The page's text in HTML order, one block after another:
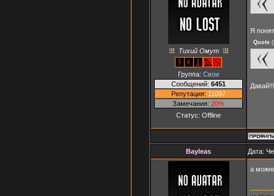
Тихий Омут
Группа: Свои
Сообщений: 6451
Репутация: 11097
Замечания: 20%
Статус: Offline
Я
Quote (
Bayleas Дата:
а